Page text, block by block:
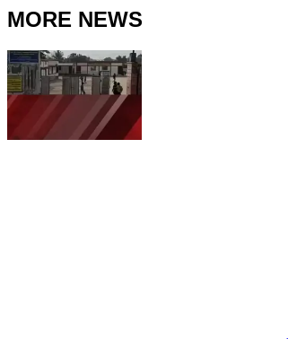
MORE NEWS